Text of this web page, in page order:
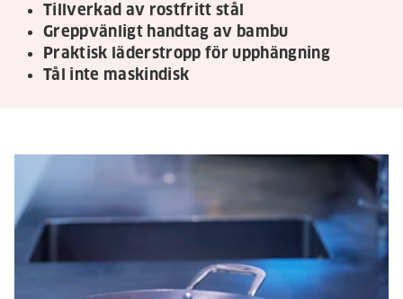
Tillverkad av rostfritt stål
Greppvänligt handtag av bambu
Praktisk läderstropp för upphängning
Tål inte maskindisk